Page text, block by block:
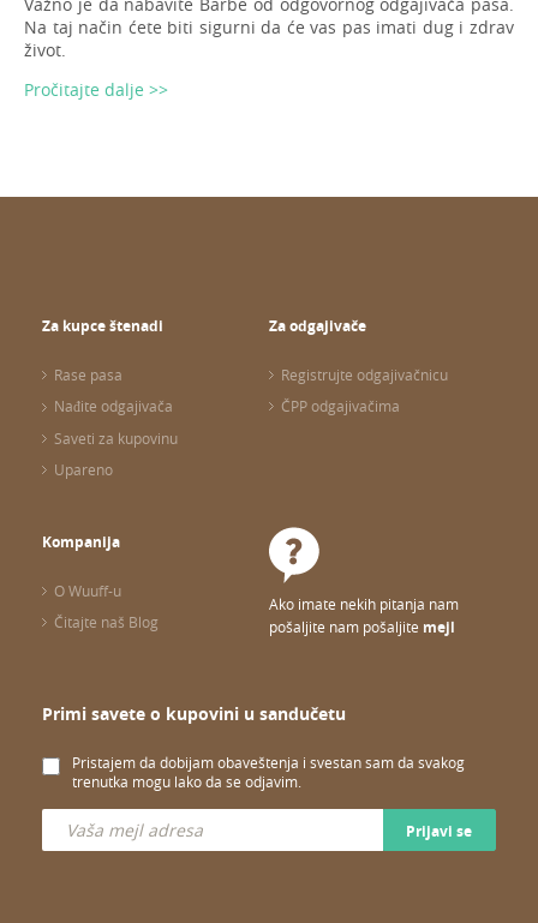
Na taj način ćete biti sigurni da će vas pas imati dug i zdrav
život.
Pročitajte dalje >>
Za kupce štenadi
Rase pasa
Nađite odgajivača
Saveti za kupovinu
Upareno
Za odgajivače
Registrujte odgajivačnicu
ČPP odgajivačima
Kompanija
O Wuuff-u
Čitajte naš Blog
Ako imate nekih pitanja nam
pošaljite nam pošaljite mejl
Primi savete o kupovini u sandučetu
Pristajem da dobijam obaveštenja i svestan sam da svakog
trenutka mogu lako da se odjavim.
Prijavi se